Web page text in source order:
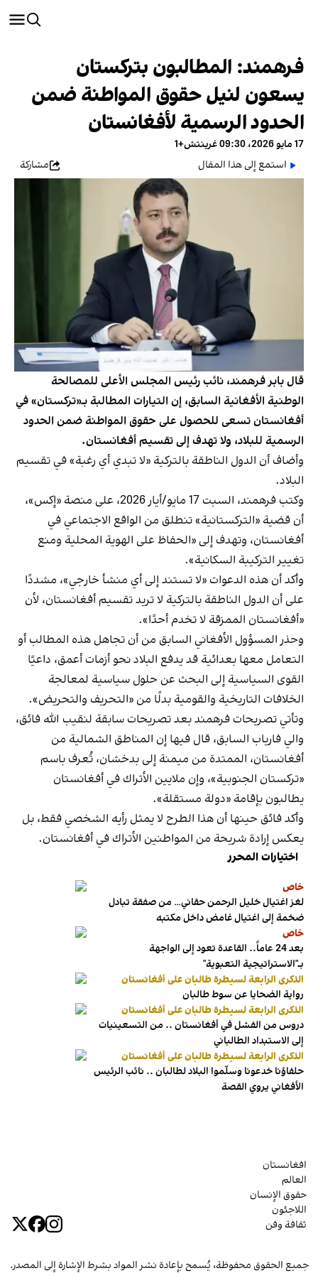
فرهمند: المطالبون بتركستان
يسعون لنيل حقوق المواطنة ضمن
الحدود الرسمية لأفغانستان
17 مايو 2026، 09:30 غرينتش+1
استمع إلى هذا المقال
مشاركة
قال بابر فرهمند، نائب رئيس المجلس الأعلى للمصالحة
الوطنية الأفغانية السابق، إن التيارات المطالبة بـ«تركستان» في
أفغانستان تسعى للحصول على حقوق المواطنة ضمن الحدود
الرسمية للبلاد، ولا تهدف إلى تقسيم أفغانستان.
وأضاف أن الدول الناطقة بالتركية «لا تبدي أي رغبة» في تقسيم
البلاد.
وكتب فرهمند، السبت 17 مايو/أيار 2026، على منصة «إكس»،
أن قضية «التركستانية» تنطلق من الواقع الاجتماعي في
أفغانستان، وتهدف إلى «الحفاظ على الهوية المحلية ومنع
تغيير التركيبة السكانية».
وأكد أن هذه الدعوات «لا تستند إلى أي منشأ خارجي»، مشددًا
على أن الدول الناطقة بالتركية لا تريد تقسيم أفغانستان، لأن
«أفغانستان الممزقة لا تخدم أحدًا».
وحذر المسؤول الأفغاني السابق من أن تجاهل هذه المطالب أو
التعامل معها بعدائية قد يدفع البلاد نحو أزمات أعمق، داعيًا
القوى السياسية إلى البحث عن حلول سياسية لمعالجة
الخلافات التاريخية والقومية بدلًا من «التحريف والتحريض».
وتأتي تصريحات فرهمند بعد تصريحات سابقة لنقيب الله فائق،
والي فارياب السابق، قال فيها إن المناطق الشمالية من
أفغانستان، الممتدة من ميمنة إلى بدخشان، تُعرف باسم
«تركستان الجنوبية»، وإن ملايين الأتراك في أفغانستان
يطالبون بإقامة «دولة مستقلة».
وأكد فائق حينها أن هذا الطرح لا يمثل رأيه الشخصي فقط، بل
يعكس إرادة شريحة من المواطنين الأتراك في أفغانستان.
اختيارات المحرر
خاص
لغز اغتيال خليل الرحمن حقاني… من صفقة تبادل
ضخمة إلى اغتيال غامض داخل مكتبه
خاص
بعد 24 عاماً.. القاعدة تعود إلى الواجهة
بـ"الاستراتيجية التعبوية"
الذكرى الرابعة لسيطرة طالبان على أفغانستان
رواية الضحايا عن سوط طالبان
الذكرى الرابعة لسيطرة طالبان على أفغانستان
دروس من الفشل في أفغانستان .. من التسعينيات
إلى الاستبداد الطالباني
الذكرى الرابعة لسيطرة طالبان على أفغانستان
حلفاؤنا خدعونا وسلّموا البلاد لطالبان .. نائب الرئيس
الأفغاني يروي القصة
افغانستان
العالم
حقوق الإنسان
اللاجئون
ثقافة وفن
جميع الحقوق محفوظة، يُسمح بإعادة نشر المواد بشرط الإشارة إلى المصدر.